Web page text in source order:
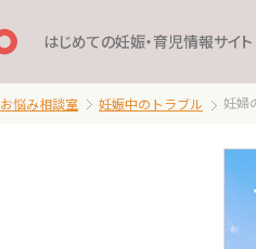
はじめての妊娠・育児情報サイト
お悩み相談室 妊娠中のトラブル 妊婦